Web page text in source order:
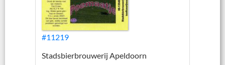
#11219
Stadsbierbrouwerij Apeldoorn